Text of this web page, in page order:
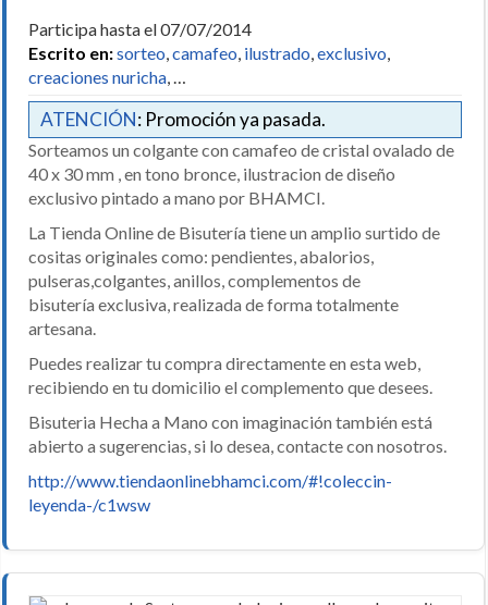
Participa hasta el 07/07/2014
Escrito en:sorteo camafeo ilustrado exclusivo
creaciones nuricha
ATENCIÓN: Promoción ya pasada.
Sorteamos un colgante con camafeo de cristal ovalado de
40 x 30 mm , en tono bronce, ilustracion de diseño
exclusivo pintado a mano por BHAMCI.
La Tienda Online de Bisutería tiene un amplio surtido de
cositas originales como: pendientes, abalorios,
pulseras,colgantes, anillos, complementos de
bisutería exclusiva, realizada de forma totalmente
artesana.
Puedes realizar tu compra directamente en esta web,
recibiendo en tu domicilio el complemento que desees.
Bisuteria Hecha a Mano con imaginación también está
abierto a sugerencias, si lo desea, contacte con nosotros.
http://www.tiendaonlinebhamci.com/#!coleccin-
leyenda-/c1wsw